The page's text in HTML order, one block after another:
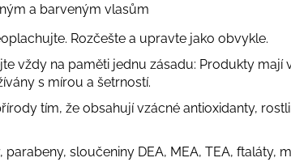
a barveným vlasům
Rozčešte a upravte jako obvykle.
vždy na paměti jednu zásadu: Produkty mají
s mírou a šetrností.
tím, že obsahují vzácné antioxidanty,
sloučeniny DEA, MEA, TEA, ftaláty,